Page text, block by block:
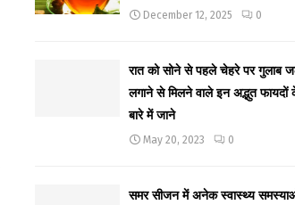
December 12, 2025 0
रात को सोने से पहले चेहरे पर गुलाब
लगाने से मिलने वाले इन अद्भुत फायदों
बारे में जाने
May 20, 2023 0
समर सीजन में अनेक स्वास्थ्य